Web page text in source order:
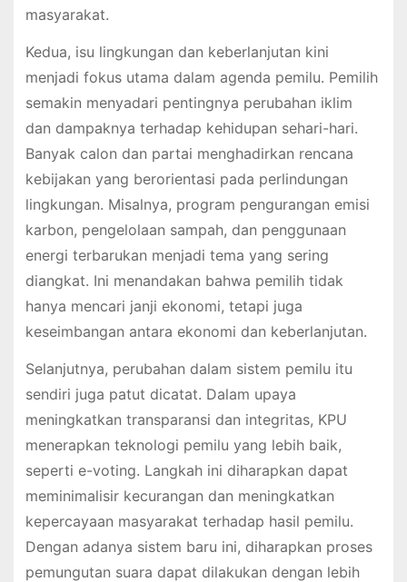
masyarakat.
Kedua, isu lingkungan dan keberlanjutan kini
menjadi fokus utama dalam agenda pemilu. Pemilih
semakin menyadari pentingnya perubahan iklim
dan dampaknya terhadap kehidupan sehari-hari.
Banyak calon dan partai menghadirkan rencana
kebijakan yang berorientasi pada perlindungan
lingkungan. Misalnya, program pengurangan emisi
karbon, pengelolaan sampah, dan penggunaan
energi terbarukan menjadi tema yang sering
diangkat. Ini menandakan bahwa pemilih tidak
hanya mencari janji ekonomi, tetapi juga
keseimbangan antara ekonomi dan keberlanjutan.
Selanjutnya, perubahan dalam sistem pemilu itu
sendiri juga patut dicatat. Dalam upaya
meningkatkan transparansi dan integritas, KPU
menerapkan teknologi pemilu yang lebih baik,
seperti e-voting. Langkah ini diharapkan dapat
meminimalisir kecurangan dan meningkatkan
kepercayaan masyarakat terhadap hasil pemilu.
Dengan adanya sistem baru ini, diharapkan proses
pemungutan suara dapat dilakukan dengan lebih